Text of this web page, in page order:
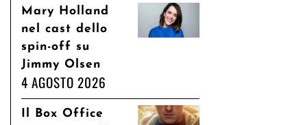
Mary Holland
nel cast dello
spin-off su
Jimmy Olsen
4 AGOSTO 2026
Il Box Office